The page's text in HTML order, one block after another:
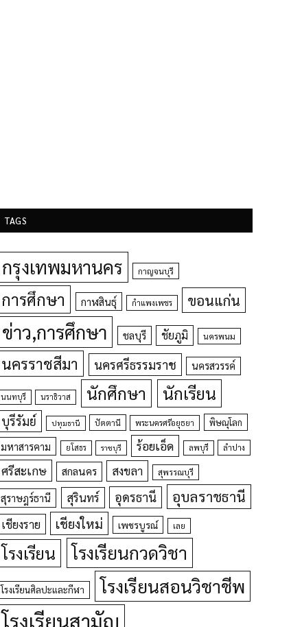
TAGS
กรุงเทพมหานคร กาญจนบุรี
การศึกษา กาฬสินธุ์ กำแพงเพชร ขอนแก่น
ข่าว,การศึกษา ชลบุรี ชัยภูมิ นครพนม
นครราชสีมา นครศรีธรรมราช นครสวรรค์
นนทบุรี นราธิวาส นักศึกษา นักเรียน
บุรีรัมย์ ปทุมธานี ปัตตานี พระนครศรีอยุธยา พิษณุโลก
มหาสารคาม ยโสธร ราชบุรี ร้อยเอ็ด ลพบุรี ลำปาง
ศรีสะเกษ สกลนคร สงขลา สุพรรณบุรี
สุราษฎร์ธานี สุรินทร์ อุดรธานี อุบลราชธานี
เชียงราย เชียงใหม่ เพชรบูรณ์ เลย
โรงเรียน โรงเรียนกวดวิชา
โรงเรียนศิลปะและกีฬา โรงเรียนสอนวิชาชีพ
โรงเรียนสามัญ